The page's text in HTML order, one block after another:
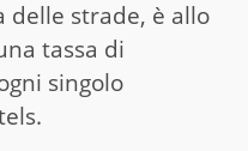
delle strade, è allo
tassa di
singolo